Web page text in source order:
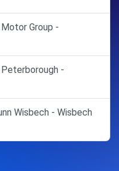
Group -
-
Wisbech - Wisbech